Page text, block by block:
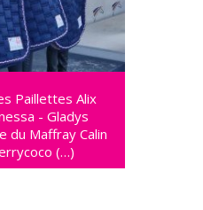
Paillettes Alix
- Gladys
du Maffray Calin
(…)